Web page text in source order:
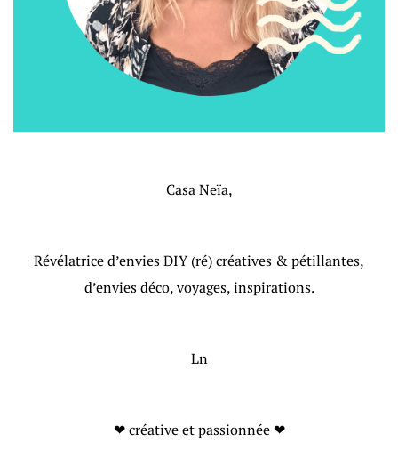
Casa Neïa,
Révélatrice d’envies DIY (ré) créatives & pétillantes,
d’envies déco, voyages, inspirations.
Ln
❤ créative et passionnée ❤